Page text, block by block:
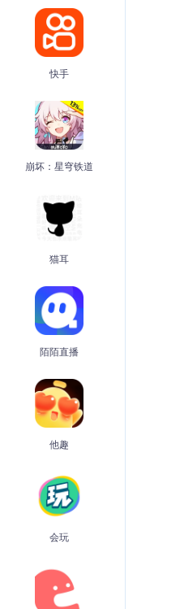
快手
崩坏：星穹铁道
猫耳
陌陌直播
他趣
会玩